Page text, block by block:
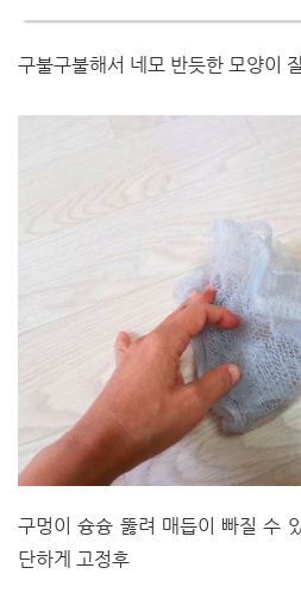
구불구불해서 네모 반듯한 모양이
구멍이 슝슝 뚫려 매듭이 빠질 수
단하게 고정후